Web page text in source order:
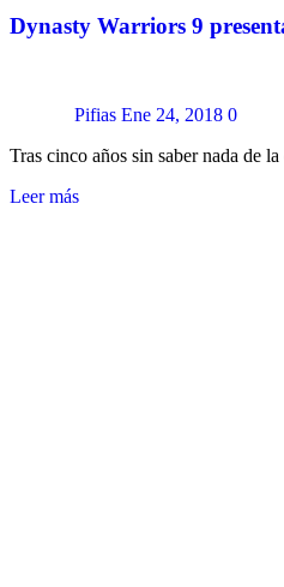
Dynasty Warriors 9
Pifias Ene 24, 2018 0
Tras cinco años sin saber nada de
Leer más